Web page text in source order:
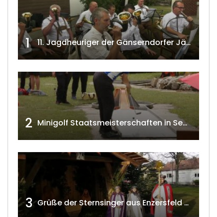
1 11. Jagdheuriger der Gänserndorfer Jäger 2020 w4tv166
2 Minigolf Staatsmeisterschaften in Seefeld-Kadolz w4tv174
3 Grüße der Sternsinger aus Enzersfeld – Klein-Engersdorf 2021 w4tv169